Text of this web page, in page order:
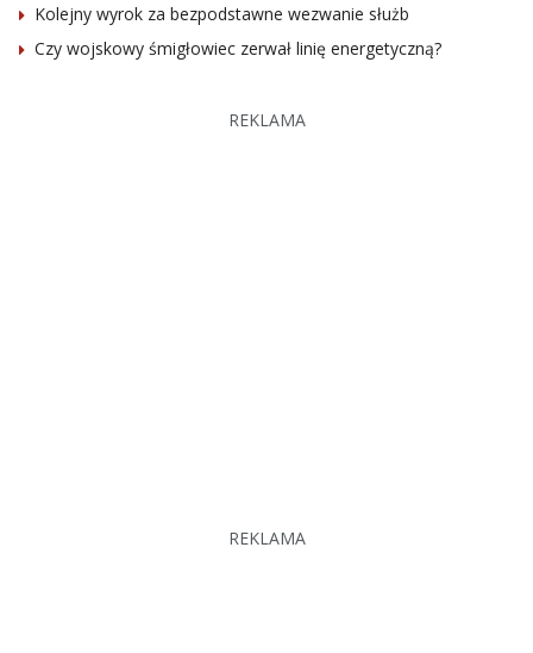
Kolejny wyrok za bezpodstawne wezwanie służb
Czy wojskowy śmigłowiec zerwał linię energetyczną?
REKLAMA
REKLAMA